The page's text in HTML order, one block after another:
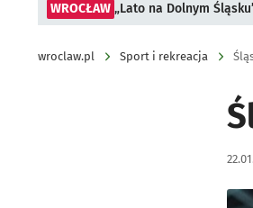
WROCŁAW „Lato na Dolnym
wroclaw.pl Sport i rekreacja